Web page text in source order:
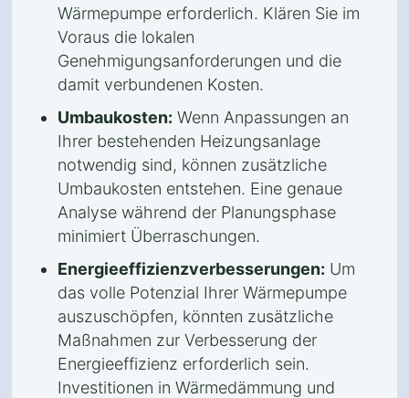
Wärmepumpe erforderlich. Klären Sie im
Voraus die lokalen
Genehmigungsanforderungen und die
damit verbundenen Kosten.
Umbaukosten: Wenn Anpassungen an
Ihrer bestehenden Heizungsanlage
notwendig sind, können zusätzliche
Umbaukosten entstehen. Eine genaue
Analyse während der Planungsphase
minimiert Überraschungen.
Energieeffizienzverbesserungen: Um
das volle Potenzial Ihrer Wärmepumpe
auszuschöpfen, könnten zusätzliche
Maßnahmen zur Verbesserung der
Energieeffizienz erforderlich sein.
Investitionen in Wärmedämmung und